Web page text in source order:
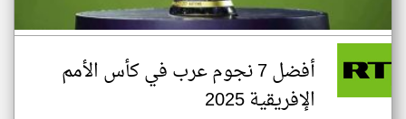
أفضل 7 نجوم عرب في كأس الأمم
الإفريقية 2025